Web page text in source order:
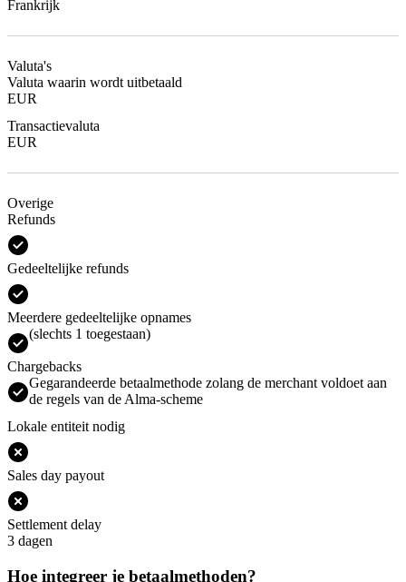
Frankrijk
Valuta's
Valuta waarin wordt uitbetaald
EUR
Transactievaluta
EUR
Overige
Refunds
Gedeeltelijke refunds
Meerdere gedeeltelijke opnames
(slechts 1 toegestaan)
Chargebacks
Gegarandeerde betaalmethode zolang de merchant voldoet aan
de regels van de Alma-scheme
Lokale entiteit nodig
Sales day payout
Settlement delay
3 dagen
Hoe integreer je betaalmethoden?